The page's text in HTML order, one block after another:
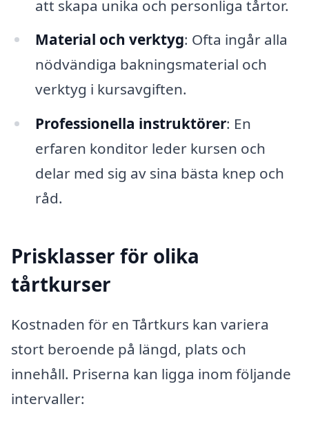
att skapa unika och personliga tårtor.
Material och verktyg: Ofta ingår alla
nödvändiga bakningsmaterial och
verktyg i kursavgiften.
Professionella instruktörer: En
erfaren konditor leder kursen och
delar med sig av sina bästa knep och
råd.
Prisklasser för olika
tårtkurser
Kostnaden för en Tårtkurs kan variera
stort beroende på längd, plats och
innehåll. Priserna kan ligga inom följande
intervaller: